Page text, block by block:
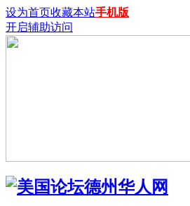
设为首页收藏本站手机版
开启辅助访问